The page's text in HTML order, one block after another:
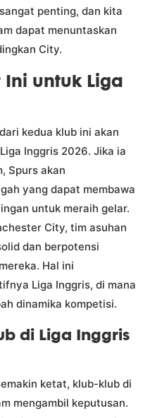
penting, dan kita
dapat menuntaskan
City.
Ini untuk Liga
kedua klub ini akan
Inggris 2026. Jika ia
Spurs akan
yang dapat membawa
untuk meraih gelar.
City, tim asuhan
dan berpotensi
Hal ini
Liga Inggris, di mana
dinamika kompetisi.
di Liga Inggris
ketat, klub-klub di
mengambil keputusan.